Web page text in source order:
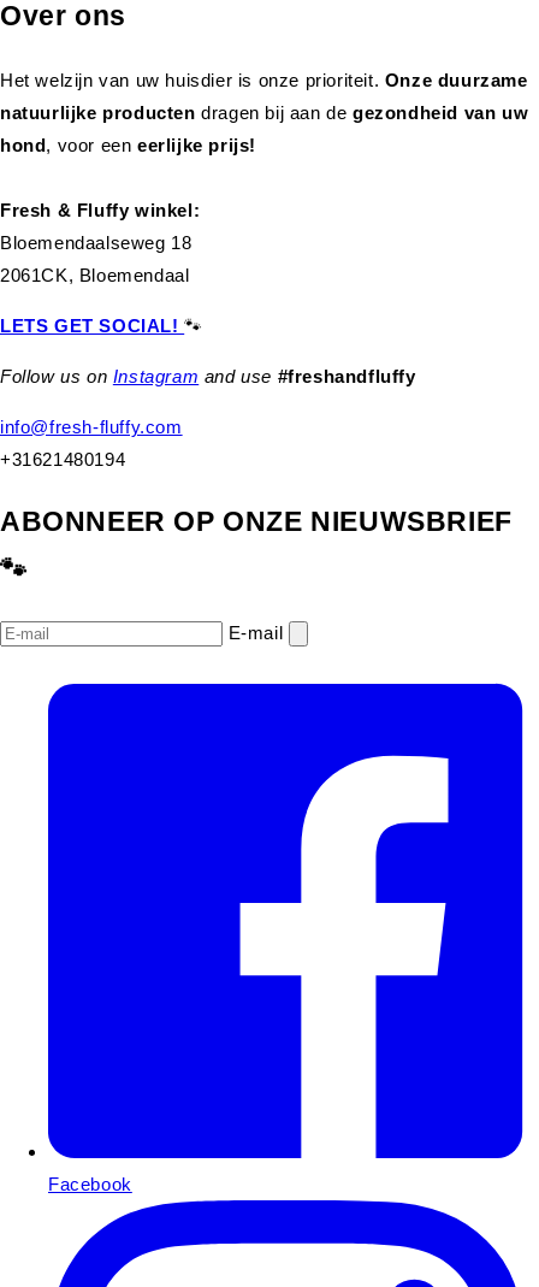
Over ons
Het welzijn van uw huisdier is onze prioriteit. Onze duurzame
natuurlijke productendragen bij aan de gezondheid van uw
hond, voor eeneerlijke prijs!
Fresh & Fluffy winkel:
Bloemendaalseweg 18
2061CK, Bloemendaal
LETS GET SOCIAL!🐾
Follow us on Instagram and use #freshandfluffy
info@fresh-fluffy.com
+31621480194
ABONNEER OP ONZE NIEUWSBRIEF
🐾
E‑mail
Facebook